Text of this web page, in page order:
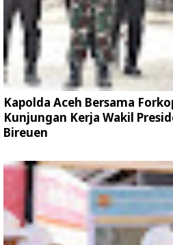
Kapolda Aceh Bersama
Kunjungan Kerja Wakil
Bireuen